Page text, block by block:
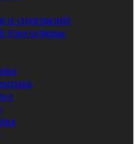
и спектаклей
блогосферы